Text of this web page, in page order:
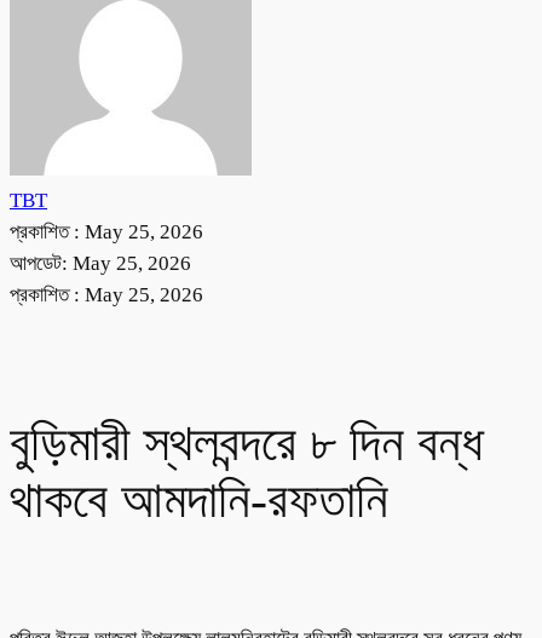
TBT
প্রকাশিত : May 25, 2026
আপডেট: May 25, 2026
প্রকাশিত : May 25, 2026
বুড়িমারী স্থলবন্দরে ৮ দিন বন্ধ
থাকবে আমদানি-রফতানি